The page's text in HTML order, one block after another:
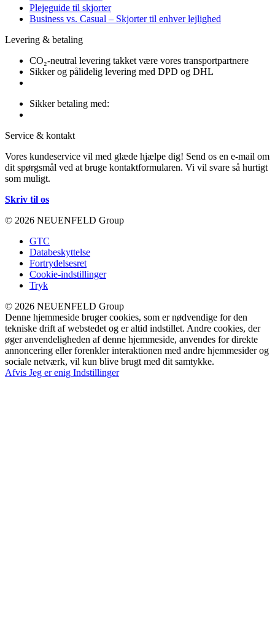
Plejeguide til skjorter
Business vs. Casual – Skjorter til enhver lejlighed
Levering & betaling
CO₂-neutral levering takket være vores transportpartnere
Sikker og pålidelig levering med DPD og DHL
Sikker betaling med:
Service & kontakt
Vores kundeservice vil med glæde hjælpe dig! Send os en e-mail om
dit spørgsmål ved at bruge kontaktformularen. Vi vil svare så hurtigt
som muligt.
Skriv til os
© 2026 NEUENFELD Group
GTC
Databeskyttelse
Fortrydelsesret
Cookie-indstillinger
Tryk
© 2026 NEUENFELD Group
Denne hjemmeside bruger cookies, som er nødvendige for den
tekniske drift af webstedet og er altid indstillet. Andre cookies, der
øger anvendeligheden af denne hjemmeside, anvendes for direkte
annoncering eller forenkler interaktionen med andre hjemmesider og
sociale netværk, vil kun blive brugt med dit samtykke.
Afvis Jeg er enig Indstillinger